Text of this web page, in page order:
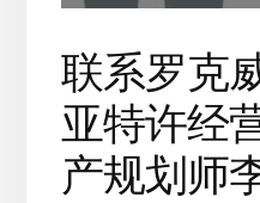
联系罗克
亚特许经
产规划师